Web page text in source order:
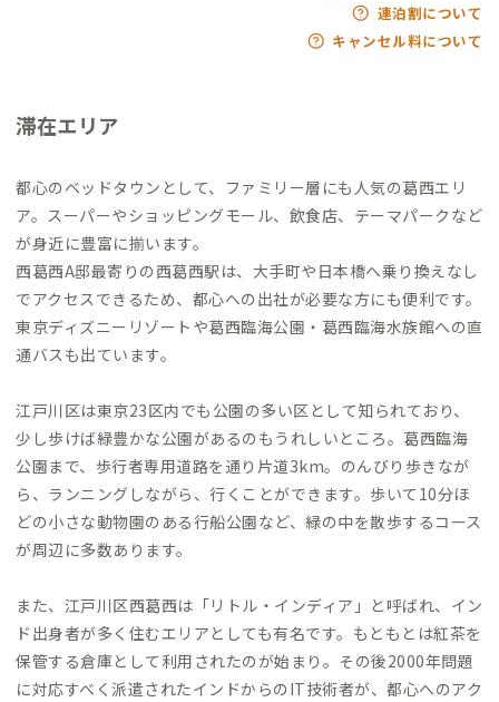
連泊割について
キャンセル料について
滞在エリア
都心のベッドタウンとして、ファミリー層にも人気の葛西エリ
ア。スーパーやショッピングモール、飲食店、テーマパークなど
が身近に豊富に揃います。
西葛西A邸最寄りの西葛西駅は、大手町や日本橋へ乗り換えなし
でアクセスできるため、都心への出社が必要な方にも便利です。
東京ディズニーリゾートや葛西臨海公園・葛西臨海水族館への直
通バスも出ています。
江戸川区は東京23区内でも公園の多い区として知られており、
少し歩けば緑豊かな公園があるのもうれしいところ。葛西臨海
公園まで、歩行者専用道路を通り片道3km。のんびり歩きなが
ら、ランニングしながら、行くことができます。歩いて10分ほ
どの小さな動物園のある行船公園など、緑の中を散歩するコース
が周辺に多数あります。
また、江戸川区西葛西は「リトル・インディア」と呼ばれ、イン
ド出身者が多く住むエリアとしても有名です。もともとは紅茶を
保管する倉庫として利用されたのが始まり。その後2000年問題
に対応すべく派遣されたインドからのIT技術者が、都心へのアク